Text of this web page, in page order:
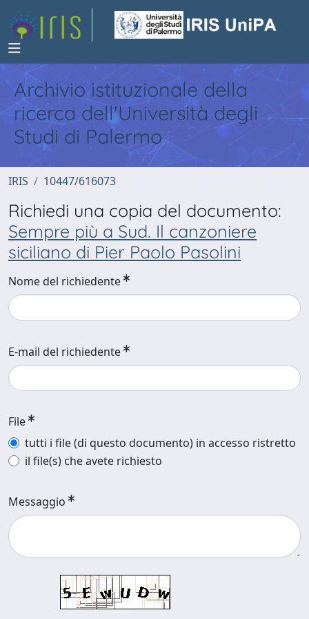
Archivio istituzionale della
ricerca dell'Università degli
Studi di Palermo
IRIS 10447/616073
Richiedi una copia del documento:
Sempre più a Sud. Il canzoniere
siciliano di Pier Paolo Pasolini
Nome del richiedente
E-mail del richiedente
File
tutti i file (di questo documento) in accesso ristretto
il file(s) che avete richiesto
Messaggio